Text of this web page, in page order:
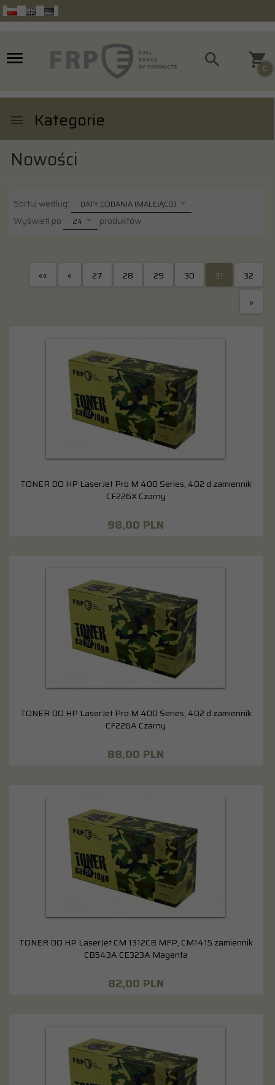
0
Kategorie
Nowości
Sortuj według: sortDATY DODANIA (MALEJĄCO)
Wyświetl po pop24 produktów
«« « 27 28 29 30 31
32
»
TONER DO HP LaserJet Pro M 400 Series, 402 d zamiennik
CF226X Czarny
98,00 PLN
TONER DO HP LaserJet Pro M 400 Series, 402 d zamiennik
CF226A Czarny
88,00 PLN
TONER DO HP LaserJet CM 1312CB MFP, CM1415 zamiennik
CB543A CE323A Magenta
82,00 PLN